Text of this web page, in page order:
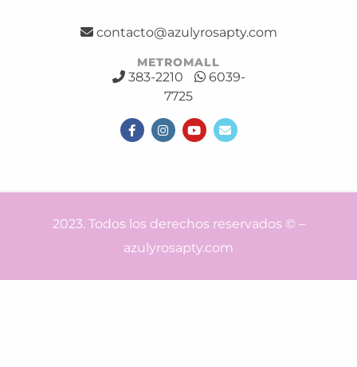
contacto@azulyrosapty.com
METROMALL
383-2210
6039-
7725
2023. Todos los derechos reservados © –
azulyrosapty.com